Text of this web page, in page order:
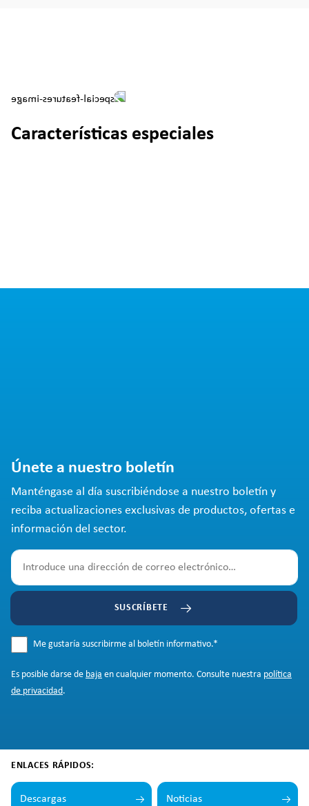
Características especiales
Únete a nuestro boletín
Manténgase al día suscribiéndose a nuestro boletín y
reciba actualizaciones exclusivas de productos, ofertas e
información del sector.
SUSCRÍBETE
Me gustaría suscribirme al boletín informativo.*
Es posible darse de baja en cualquier momento. Consulte nuestra política
de privacidad.
ENLACES RÁPIDOS:
Descargas Noticias